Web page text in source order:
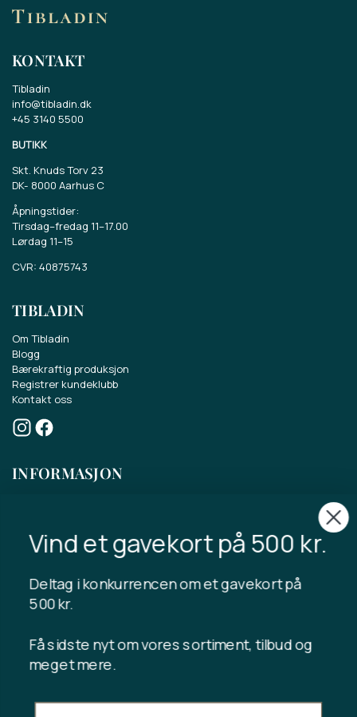
KONTAKT
Tibladin
info@tibladin.dk
+45 3140 5500
BUTIKK
Skt. Knuds Torv 23
DK- 8000 Aarhus C
Åpningstider:
Tirsdag–fredag 11–17.00
Lørdag 11–15
CVR: 40875743
TIBLADIN
Om Tibladin
Blogg
Bærekraftig produksjon
Registrer kundeklubb
Kontakt oss
INFORMASJON
Angrerett
Avbryt kjøpet
Opphavsrett © 2024 Tibladin – Alle rettigheter forbeholdt
Vind et gavekort på 500 kr.
Deltag i konkurrencen om et gavekort på
500 kr.
Få sidste nyt om vores sortiment, tilbud og
Jeg samtykker i at Tibladin lagrer de